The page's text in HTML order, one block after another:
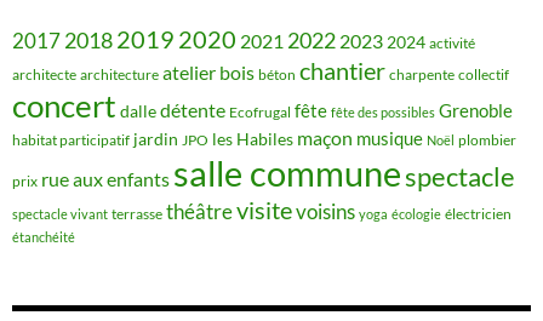
201720182019 2020 2021 2022 2023 2024 activité
architecte architecture atelier bois béton chantier charpente collectif
concert dalledétente Ecofrugal fête fête des possibles Grenoble
habitat participatif jardin JPO les Habiles maçon musique Noël plombier
prix rue aux enfants salle communespectacle
spectacle vivant terrasse théâtrevisitevoisins yoga écologie électricien
étanchéité